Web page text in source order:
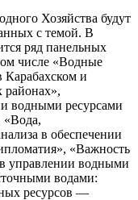
Хозяйства будут
с темой. В
ряд панельных
числе «Водные
Карабахском и
районах»,
водными ресурсами
«Вода,
в обеспечении
«Важность
управлении водными
водами:
ресурсов —